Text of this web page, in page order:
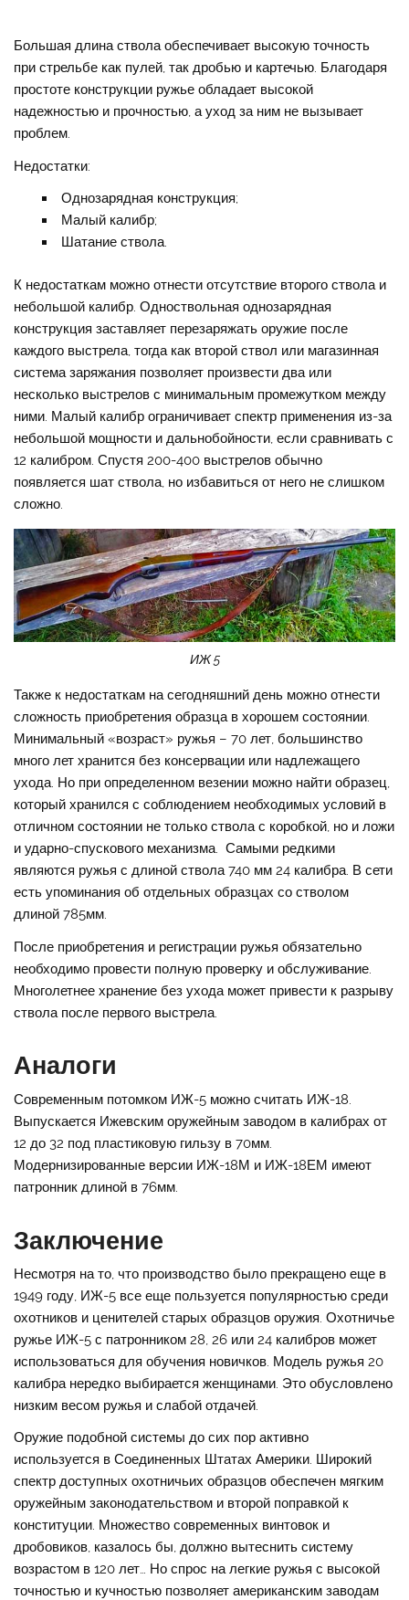
Большая длина ствола обеспечивает высокую точность
при стрельбе как пулей, так дробью и картечью. Благодаря
простоте конструкции ружье обладает высокой
надежностью и прочностью, а уход за ним не вызывает
проблем.
Недостатки:
Однозарядная конструкция;
Малый калибр;
Шатание ствола.
К недостаткам можно отнести отсутствие второго ствола и
небольшой калибр. Одноствольная однозарядная
конструкция заставляет перезаряжать оружие после
каждого выстрела, тогда как второй ствол или магазинная
система заряжания позволяет произвести два или
несколько выстрелов с минимальным промежутком между
ними. Малый калибр ограничивает спектр применения из-за
небольшой мощности и дальнобойности, если сравнивать с
12 калибром. Спустя 200-400 выстрелов обычно
появляется шат ствола, но избавиться от него не слишком
сложно.
ИЖ 5
Также к недостаткам на сегодняшний день можно отнести
сложность приобретения образца в хорошем состоянии.
Минимальный «возраст» ружья – 70 лет, большинство
много лет хранится без консервации или надлежащего
ухода. Но при определенном везении можно найти образец,
который хранился с соблюдением необходимых условий в
отличном состоянии не только ствола с коробкой, но и ложи
и ударно-спускового механизма. Самыми редкими
являются ружья с длиной ствола 740 мм 24 калибра. В сети
есть упоминания об отдельных образцах со стволом
длиной 785мм.
После приобретения и регистрации ружья обязательно
необходимо провести полную проверку и обслуживание.
Многолетнее хранение без ухода может привести к разрыву
ствола после первого выстрела.
Аналоги
Современным потомком ИЖ-5 можно считать ИЖ-18.
Выпускается Ижевским оружейным заводом в калибрах от
12 до 32 под пластиковую гильзу в 70мм.
Модернизированные версии ИЖ-18М и ИЖ-18ЕМ имеют
патронник длиной в 76мм.
Заключение
Несмотря на то, что производство было прекращено еще в
1949 году, ИЖ-5 все еще пользуется популярностью среди
охотников и ценителей старых образцов оружия. Охотничье
ружье ИЖ-5 с патронником 28, 26 или 24 калибров может
использоваться для обучения новичков. Модель ружья 20
калибра нередко выбирается женщинами. Это обусловлено
низким весом ружья и слабой отдачей.
Оружие подобной системы до сих пор активно
используется в Соединенных Штатах Америки. Широкий
спектр доступных охотничьих образцов обеспечен мягким
оружейным законодательством и второй поправкой к
конституции. Множество современных винтовок и
дробовиков, казалось бы, должно вытеснить систему
возрастом в 120 лет… Но спрос на легкие ружья с высокой
точностью и кучностью позволяет американским заводам